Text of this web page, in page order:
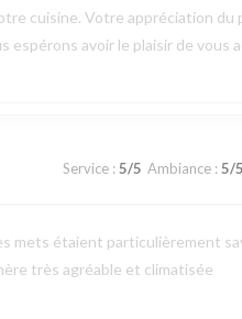
cuisine. Votre appréciation
avoir le plaisir de vous
Service: 5/5 Ambiance: 5/5
mets étaient particulièrement
très agréable et climatisée